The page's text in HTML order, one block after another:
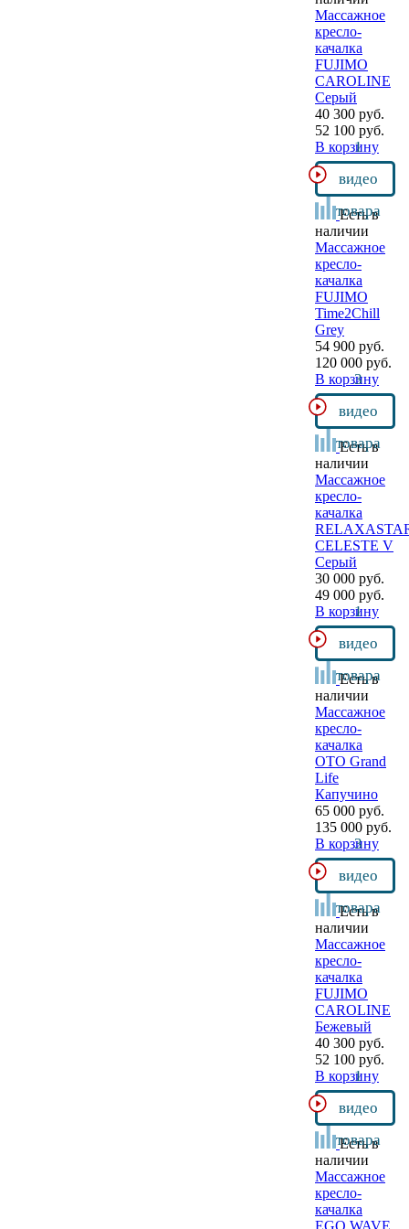
Массажное
кресло-
качалка
FUJIMO
CAROLINE
Серый
40 300 руб.
52 100 руб.
В корзину
1
видео
товара
Есть в
наличии
Массажное
кресло-
качалка
FUJIMO
Time2Chill
Grey
54 900 руб.
120 000 руб.
В корзину
3
видео
товара
Есть в
наличии
Массажное
кресло-
качалка
CELESTE V
Серый
30 000 руб.
49 000 руб.
В корзину
1
видео
товара
Есть в
наличии
Массажное
кресло-
качалка
OTO Grand
Life
Капучино
65 000 руб.
135 000 руб.
В корзину
3
видео
товара
Есть в
наличии
Массажное
кресло-
качалка
FUJIMO
CAROLINE
Бежевый
40 300 руб.
52 100 руб.
В корзину
1
видео
товара
Есть в
наличии
Массажное
кресло-
качалка
EGO WAVE